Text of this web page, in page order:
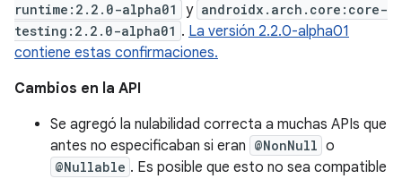
runtime:2.2.0-alpha01
y androidx.arch.core:core-
testing:2.2.0-alpha01 . La versión 2.2.0-alpha01
contiene estas confirmaciones.
Cambios en la API
Se agregó la nulabilidad correcta a muchas APIs que
antes no especificaban si eran @NonNull o
@Nullable . Es posible que esto no sea compatible